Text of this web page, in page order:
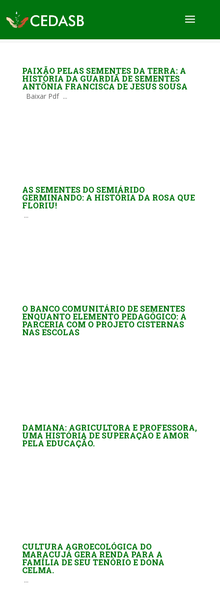
PAIXÃO PELAS SEMENTES DA TERRA: A
HISTÓRIA DA GUARDIÃ DE SEMENTES
ANTÔNIA FRANCISCA DE JESUS SOUSA
Baixar Pdf ...
AS SEMENTES DO SEMIÁRIDO
GERMINANDO: A HISTÓRIA DA ROSA QUE
FLORIU!
...
O BANCO COMUNITÁRIO DE SEMENTES
ENQUANTO ELEMENTO PEDAGÓGICO: A
PARCERIA COM O PROJETO CISTERNAS
NAS ESCOLAS
DAMIANA: AGRICULTORA E PROFESSORA,
UMA HISTÓRIA DE SUPERAÇÃO E AMOR
PELA EDUCAÇÃO.
CULTURA AGROECOLÓGICA DO
MARACUJÁ GERA RENDA PARA A
FAMÍLIA DE SEU TENÓRIO E DONA
CELMA.
...